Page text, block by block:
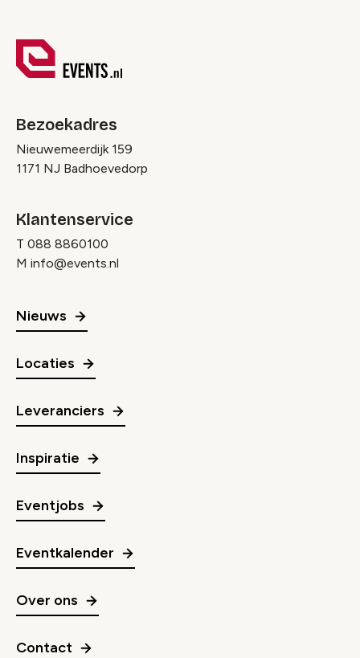
Bezoekadres
Nieuwemeerdijk 159
1171 NJ Badhoevedorp
Klantenservice
T 088 8860100
M info@events.nl
Nieuws
Locaties
Leveranciers
Inspiratie
Eventjobs
Eventkalender
Over ons
Contact